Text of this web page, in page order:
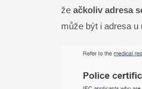
že ačkoliv adresa
může být i adresa u